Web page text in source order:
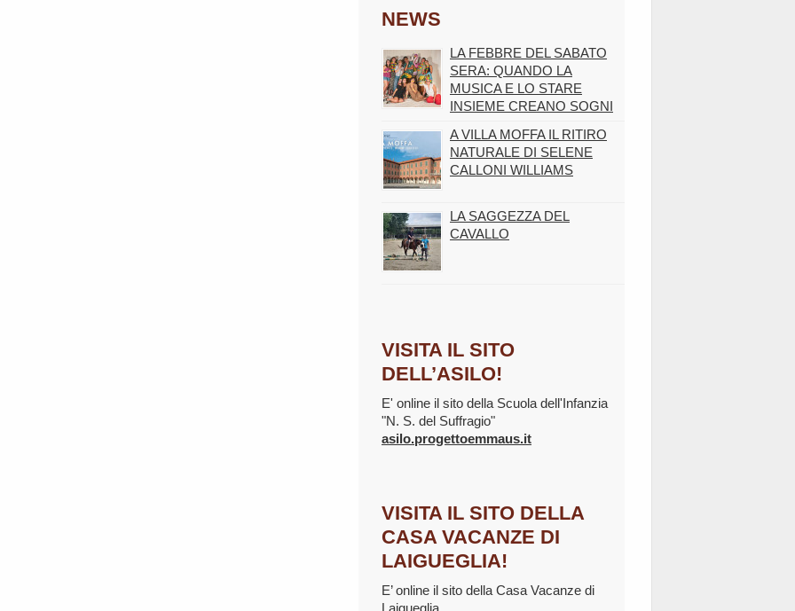
NEWS
LA FEBBRE DEL SABATO
SERA: QUANDO LA
MUSICA E LO STARE
INSIEME CREANO SOGNI
A VILLA MOFFA IL RITIRO
NATURALE DI SELENE
CALLONI WILLIAMS
LA SAGGEZZA DEL
CAVALLO
VISITA IL SITO
DELL’ASILO!
E' online il sito della Scuola dell'Infanzia
"N. S. del Suffragio"
asilo.progettoemmaus.it
VISITA IL SITO DELLA
CASA VACANZE DI
LAIGUEGLIA!
E’ online il sito della Casa Vacanze di
Laigueglia